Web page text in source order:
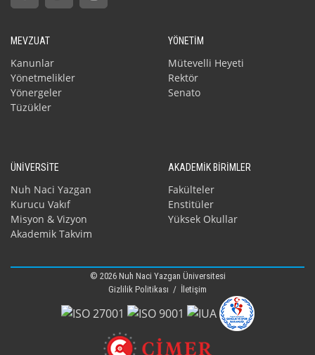
MEVZUAT
Kanunlar
Yönetmelikler
Yönergeler
Tüzükler
YÖNETİM
Mütevelli Heyeti
Rektör
Senato
ÜNİVERSİTE
Nuh Naci Yazgan
Kurucu Vakıf
Misyon & Vizyon
Akademik Takvim
AKADEMİK BİRİMLER
Fakülteler
Enstitüler
Yüksek Okullar
© 2026 Nuh Naci Yazgan Üniversitesi
Gizlilik Politikası / İletişim